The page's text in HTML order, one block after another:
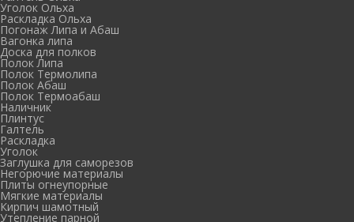
Уголок Ольха
Раскладка Ольха
Погонаж Липа и Абаш
Вагонка липа
Доска для полков
Полок Липа
Полок Термолипа
Полок Абаш
Полок Термоабаш
Наличник
Плинтус
Галтель
Раскладка
Уголок
Заглушка для саморезов
Негорючие материалы
Плиты огнеупорные
Мягкие материалы
Кирпич шамотный
Утепление парной